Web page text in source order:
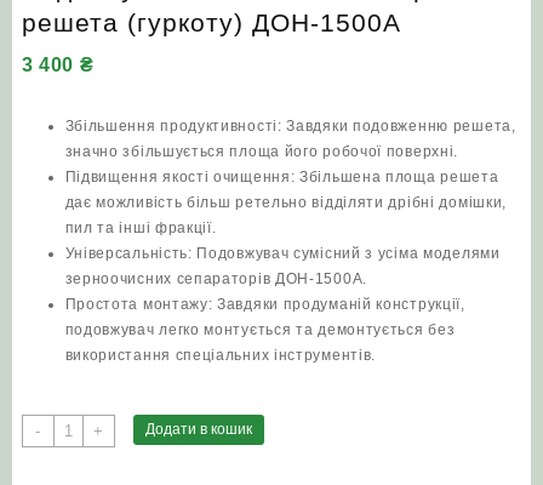
решета (гуркоту) ДОН-1500А
3 400 ₴
Збільшення продуктивності: Завдяки подовженню решета,
значно збільшується площа його робочої поверхні.
Підвищення якості очищення: Збільшена площа решета
дає можливість більш ретельно відділяти дрібні домішки,
пил та інші фракції.
Універсальність: Подовжувач сумісний з усіма моделями
зерноочисних сепараторів ДОН-1500А.
Простота монтажу: Завдяки продуманій конструкції,
подовжувач легко монтується та демонтується без
використання спеціальних інструментів.
-
Подовжувач
10.01.06.050Б
+ Додати в кошик